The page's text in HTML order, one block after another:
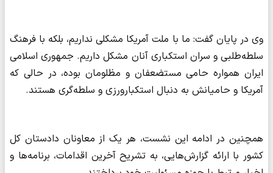
وی در پایان گفت: ما با ملت آمریکا مشکلی نداریم، بلکه با فرهنگ
سلطه‌طلبی و سران استکباری آنان مشکل داریم. جمهوری اسلامی
ایران همواره حامی مستضعفان و مظلومان بوده، در حالی که
آمریکا و حامیانش به دنبال استکبارورزی و سلطه‌گری هستند.
همچنین در ادامه این نشست، هر یک از معاونان دادستان کل
کشور با ارائه گزارش‌هایی، به تشریح آخرین اقدامات، برنامه‌ها و